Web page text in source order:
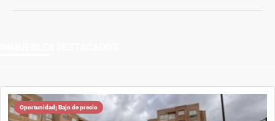
Oportunidad¡ Bajo de precio